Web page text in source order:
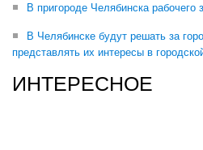
В пригороде Челябинска
В Челябинске будут решать за
представлять их интересы в
ИНТЕРЕСНОЕ